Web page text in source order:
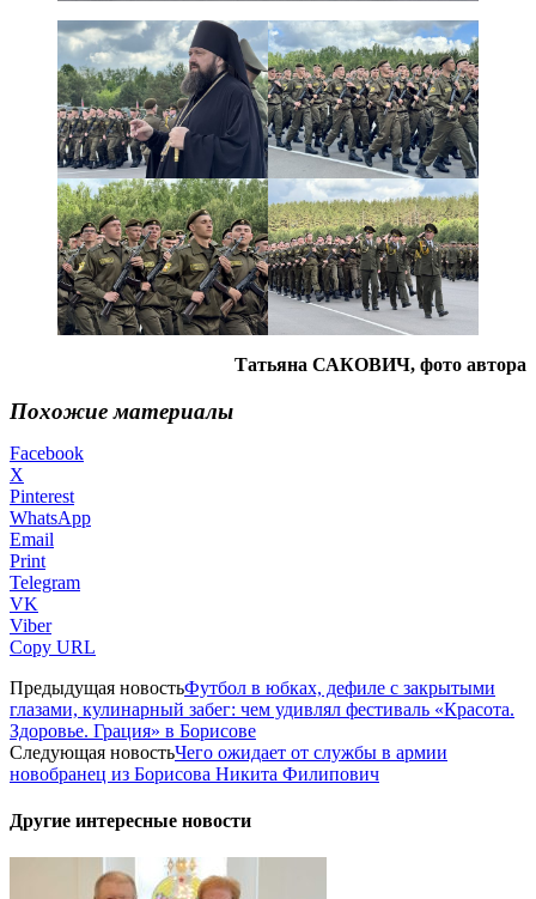
Татьяна САКОВИЧ, фото автора
Похожие материалы
Facebook
X
Pinterest
WhatsApp
Email
Print
Telegram
VK
Viber
Copy URL
Предыдущая новостьФутбол в юбках, дефиле с закрытыми
глазами, кулинарный забег: чем удивлял фестиваль «Красота.
Здоровье. Грация» в Борисове
Следующая новостьЧего ожидает от службы в армии
новобранец из Борисова Никита Филипович
Другие интересные новости